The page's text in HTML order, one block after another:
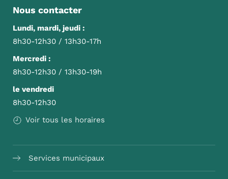
Nous contacter
Lundi, mardi, jeudi :
8h30-12h30 / 13h30-17h
Mercredi :
8h30-12h30 / 13h30-19h
le vendredi
8h30-12h30
Voir tous les horaires
Services municipaux